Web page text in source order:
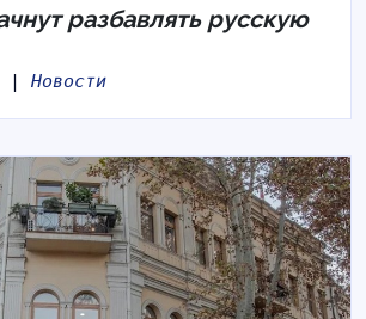
разбавлять русскую
| Новости